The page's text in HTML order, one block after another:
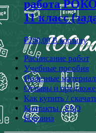
работа
11 класс
₽200,00 В корзину
Расписание работ
Учебные пособия
Полезные
Отзывы и
Как купить /
Контакты / FAQ
Корзина